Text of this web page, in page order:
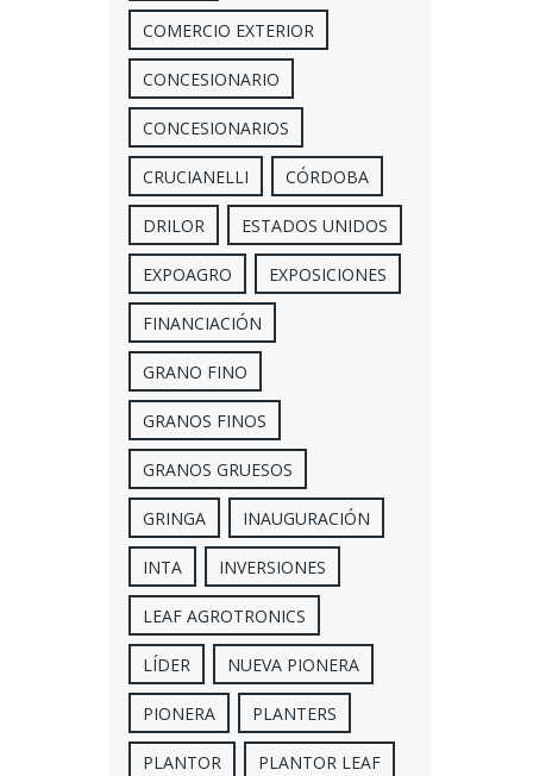
COMERCIO EXTERIOR
CONCESIONARIO
CONCESIONARIOS
CRUCIANELLI CÓRDOBA
DRILOR ESTADOS UNIDOS
EXPOAGRO EXPOSICIONES
FINANCIACIÓN
GRANO FINO
GRANOS FINOS
GRANOS GRUESOS
GRINGA INAUGURACIÓN
INTA INVERSIONES
LEAF AGROTRONICS
LÍDER NUEVA PIONERA
PIONERA PLANTERS
PLANTOR PLANTOR LEAF